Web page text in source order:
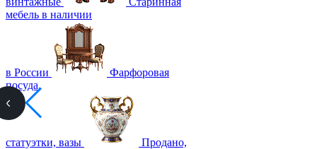
мебель в наличии
в России
Фарфоровая
посуда,
статуэтки, вазы Продано,